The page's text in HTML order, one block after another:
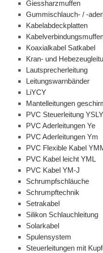
Giessharzmuffen
Gummischlauch- / -
Kabelabdeckplatten
Koaxialkabel Satkabel
Kran- und
Lautsprecherleitung
Leitungswarnbänder
LiYCY
Mantelleitungen
PVC Steuerleitung YSLY
PVC Aderleitungen Ye
PVC Aderleitungen Ym
PVC Flexible Kabel
PVC Kabel leicht YML
PVC Kabel YM-J
Schrumpfschläuche
Schrumpftechnik
Setrakabel
Silikon Schlauchleitung
Solarkabel
Spulensystem
Steuerleitungen mit